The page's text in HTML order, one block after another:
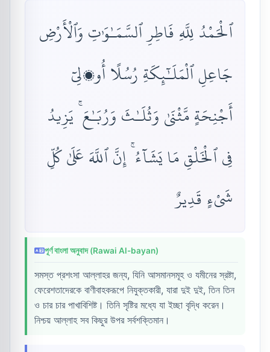
ٱلْحَمْدُ لِلَّهِ فَاطِرِ ٱلسَّمَـٰوَٰتِ وَٱلْأَرْضِ
جَاعِلِ ٱلْمَلَـٰٓئِكَةِ رُسُلًا أُو۟لِىٓ
أَجْنِحَةٍ مَّثْنَىٰ وَثُلَـٰثَ وَرُبَـٰعَ ۚ يَزِيدُ
فِى ٱلْخَلْقِ مَا يَشَآءُ ۚ إِنَّ ٱللَّهَ عَلَىٰ كُلِّ
شَىْءٍ قَدِيرٌ
পূর্ণ বাংলা অনুবাদ (Rawai Al-bayan)
সমস্ত প্রশংসা আল্লাহর জন্য, যিনি আসমানসমূহ ও যমীনের স্রষ্টা,
ফেরেশতাদেরকে বাণীবাহকরূপে নিযুক্তকারী, যারা দুই দুই, তিন তিন
ও চার চার পাখাবিশিষ্ট। তিনি সৃষ্টির মধ্যে যা ইচ্ছা বৃদ্ধি করেন।
নিশ্চয় আল্লাহ সব কিছুর উপর সর্বশক্তিমান।